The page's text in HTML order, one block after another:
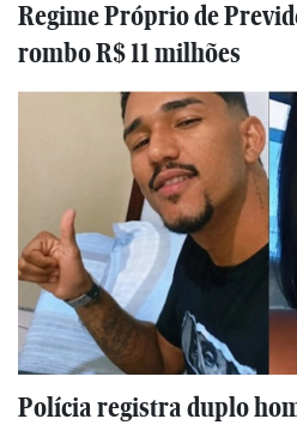
Regime Próprio de
rombo R$ 11 milhões
Polícia registra duplo